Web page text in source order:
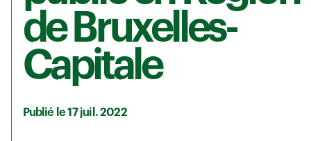
de Bruxelles-
Capitale
Publié le 17 juil. 2022